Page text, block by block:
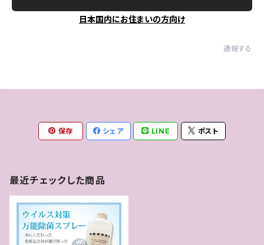
日本国内にお住まいの方向け
通報する
保存 シェア LINE ポスト
最近チェックした商品